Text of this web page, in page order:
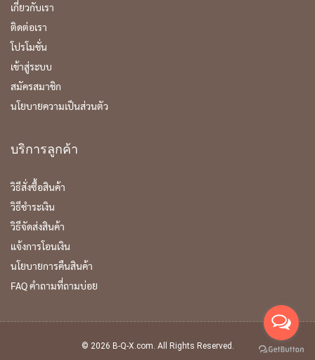
เกี่ยวกับเรา
ติดต่อเรา
โปรโมชั่น
เข้าสู่ระบบ
สมัครสมาชิก
นโยบายความเป็นส่วนตัว
บริการลูกค้า
วิธีสั่งซื้อสินค้า
วิธีชำระเงิน
วิธีจัดส่งสินค้า
แจ้งการโอนเงิน
นโยบายการคืนสินค้า
FAQ คำถามที่ถามบ่อย
© 2026 B-Q-X.com. All Rights Reserved.